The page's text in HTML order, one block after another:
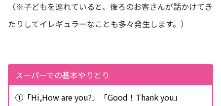
（※子どもを連れていると、後ろのお客さんが話かけてき
たりしてイレギュラーなことも多々発生します。）
スーパーでの基本やりとり
①「Hi,How are you?」「Good！Thank you」